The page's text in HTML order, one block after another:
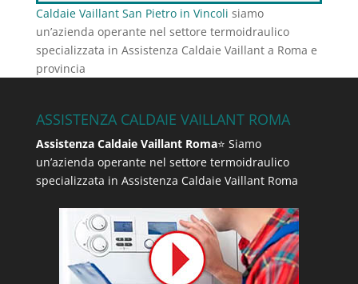
Caldaie Vaillant San Pietro in Vincoli siamo
un’azienda operante nel settore termoidraulico
specializzata in Assistenza Caldaie Vaillant a Roma e
provincia
ASSISTENZA CALDAIE VAILLANT ROMA
Assistenza Caldaie Vaillant Roma⭐ Siamo
un’azienda operante nel settore termoidraulico
specializzata in Assistenza Caldaie Vaillant Roma